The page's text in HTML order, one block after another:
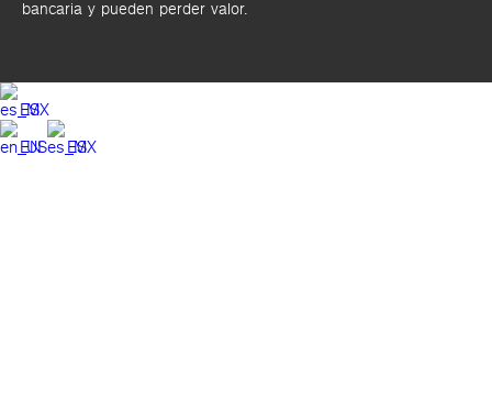
bancaria y pueden perder valor.
ES
EN
ES